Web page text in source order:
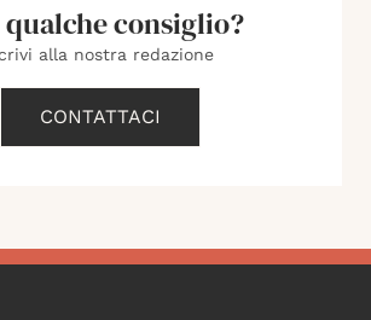
consiglio?
alla nostra redazione
CONTATTACI